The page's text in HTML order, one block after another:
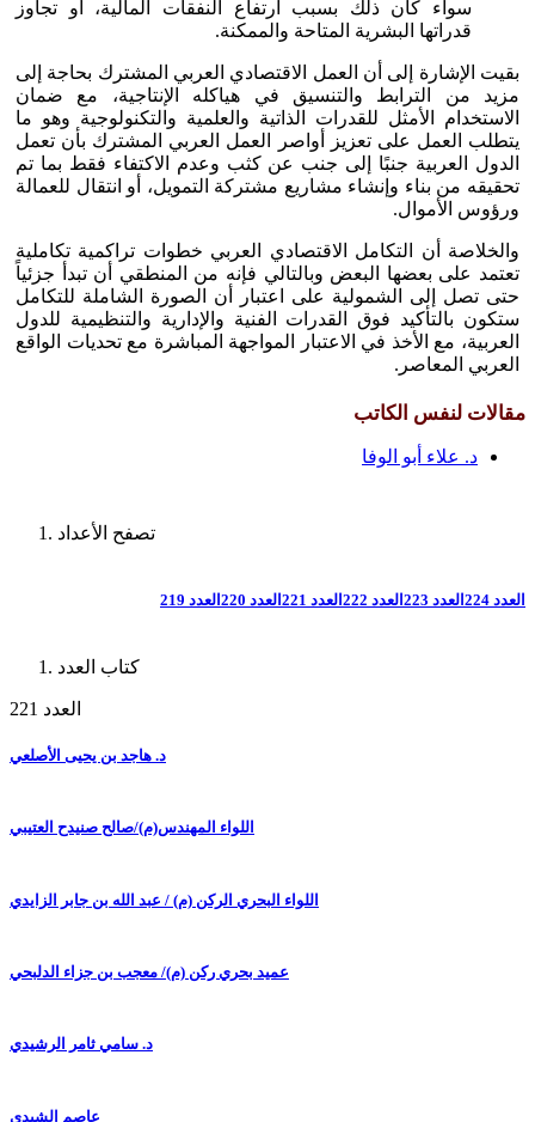
سواء كان ذلك بسبب ارتفاع النفقات المالية، أو تجاوز
قدراتها البشرية المتاحة والممكنة.
بقيت الإشارة إلى أن العمل الاقتصادي العربي المشترك بحاجة إلى
مزيد من الترابط والتنسيق في هياكله الإنتاجية، مع ضمان
الاستخدام الأمثل للقدرات الذاتية والعلمية والتكنولوجية وهو ما
يتطلب العمل على تعزيز أواصر العمل العربي المشترك بأن تعمل
الدول العربية جنبًا إلى جنب عن كثب وعدم الاكتفاء فقط بما تم
تحقيقه من بناء وإنشاء مشاريع مشتركة التمويل، أو انتقال للعمالة
ورؤوس الأموال.
والخلاصة أن التكامل الاقتصادي العربي خطوات تراكمية تكاملية
تعتمد على بعضها البعض وبالتالي فإنه من المنطقي أن تبدأ جزئياً
حتى تصل إلى الشمولية على اعتبار أن الصورة الشاملة للتكامل
ستكون بالتأكيد فوق القدرات الفنية والإدارية والتنظيمية للدول
العربية، مع الأخذ في الاعتبار المواجهة المباشرة مع تحديات الواقع
العربي المعاصر.
مقالات لنفس الكاتب
د. علاء أبو الوفا
تصفح الأعداد
العدد 224 العدد 223 العدد 222 العدد 221 العدد 220 العدد 219
كتاب العدد
العدد 221
د. هاجد بن يحيى الأصلعي
اللواء المهندس(م)/صالح صنيدح العتيبي
اللواء البحري الركن (م) / عبد الله بن جابر الزايدي
عميد بحري ركن (م)/ معجب بن جزاء الدلبحي
د. سامي ثامر الرشيدي
عاصم الشيدي